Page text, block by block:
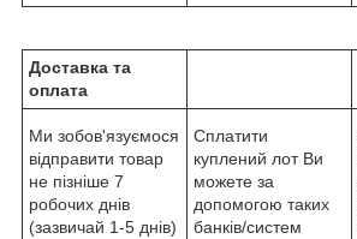
Доставка та
оплата
Ми зобов'язуємося
відправити товар
не пізніше 7
робочих днів
(зазвичай 1-5 днів)
Сплатити
куплений лот Ви
можете за
допомогою таких
банків/систем